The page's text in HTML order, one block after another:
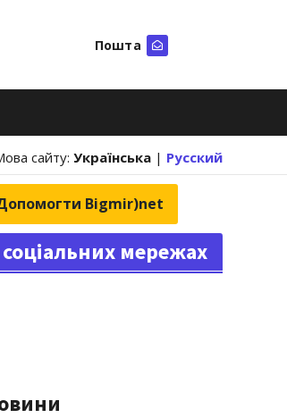
Пошта
сайту: Українська | Русский
Bigmir)net
мережах